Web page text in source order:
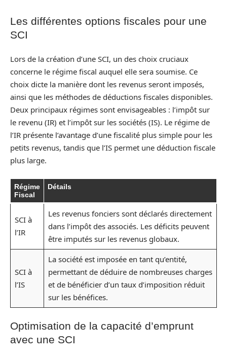
Les différentes options fiscales pour une
SCI
Lors de la création d’une SCI, un des choix cruciaux
concerne le régime fiscal auquel elle sera soumise. Ce
choix dicte la manière dont les revenus seront imposés,
ainsi que les méthodes de déductions fiscales disponibles.
Deux principaux régimes sont envisageables : l’impôt sur
le revenu (IR) et l’impôt sur les sociétés (IS). Le régime de
l’IR présente l’avantage d’une fiscalité plus simple pour les
petits revenus, tandis que l’IS permet une déduction fiscale
plus large.
Régime
Fiscal
Détails
SCI à
l’IR
Les revenus fonciers sont déclarés directement
dans l’impôt des associés. Les déficits peuvent
être imputés sur les revenus globaux.
SCI à
l’IS
La société est imposée en tant qu’entité,
permettant de déduire de nombreuses charges
et de bénéficier d’un taux d’imposition réduit
sur les bénéfices.
Optimisation de la capacité d’emprunt
avec une SCI